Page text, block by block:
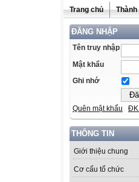
Trang chủ Thành
ĐĂNG NHẬP
Tên truy nhập
Mật khẩu
Ghi nhớ
Quên mật khẩu ĐK
THÔNG TIN
Giới thiệu chung
Cơ cấu tổ chức